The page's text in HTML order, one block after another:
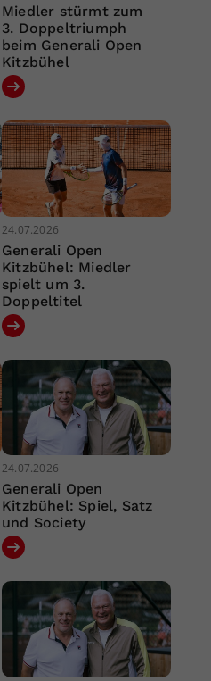
Miedler stürmt zum
3. Doppeltriumph
beim Generali Open
Kitzbühel
24.07.2026
Generali Open
Kitzbühel: Miedler
spielt um 3.
Doppeltitel
24.07.2026
Generali Open
Kitzbühel: Spiel, Satz
und Society